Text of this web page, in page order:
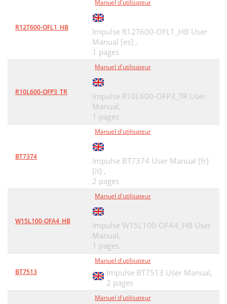
R12T600-OFL1_HB
Manuel d'utilisateur
Impulse R12T600-OFL1_HB User
Manual [es] ,
1 pages
R10L600-OFP3_TR
Manuel d'utilisateur
Impulse R10L600-OFP3_TR User
Manual,
1 pages
BT7374
Manuel d'utilisateur
Impulse BT7374 User Manual [fr]
[it] ,
2 pages
W15L100-OFA4_HB
Manuel d'utilisateur
Impulse W15L100-OFA4_HB User
Manual,
1 pages
BT7513
Manuel d'utilisateur
Impulse BT7513 User Manual,
2 pages
Manuel d'utilisateur